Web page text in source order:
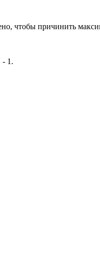
чтобы причинить
- 1.